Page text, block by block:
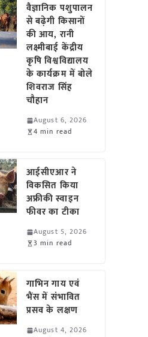
वैज्ञानिक पशुपालन
से बढ़ेगी किसानों
की आय, रानी
लक्ष्मीबाई केंद्रीय
कृषि विश्वविद्यालय
के कार्यक्रम में बोले
शिवराज सिंह
चौहान
August 6, 2026
4 min read
आईसीएआर ने
विकसित किया
अफ्रीकी स्वाइन
फीवर का टीका
August 5, 2026
3 min read
गाभिन गाय एवं
भैंस में संभावित
प्रसव के लक्षण
August 4, 2026